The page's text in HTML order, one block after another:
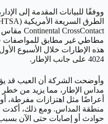
ووفقًا للبيانات المقدمة إلى
مطاطي غير مطابق للمواصفات
4024 على جانب الإطار.
وأوضحت الشركة أن العيب قد
مداس الإطار، مما يزيد من
أعراضًا مثل اهتزازات مفرطة،
منطقة المداس. ومع ذلك،
حوادث أو إصابات حتى الآن